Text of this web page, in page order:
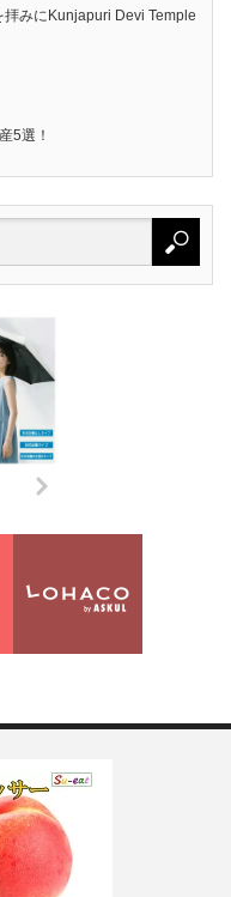
拝みにKunjapuri Devi Temple
5選！